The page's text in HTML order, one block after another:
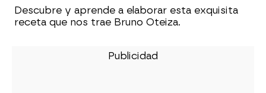
Descubre y aprende a elaborar esta exquisita
receta que nos trae Bruno Oteiza.